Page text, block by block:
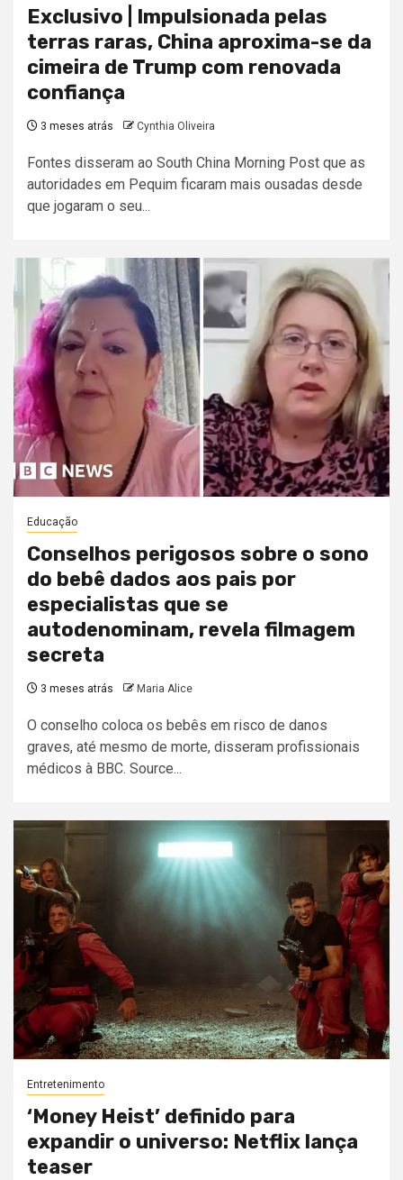
Exclusivo | Impulsionada pelas
terras raras, China aproxima-se da
cimeira de Trump com renovada
confiança
3 meses atrás Cynthia Oliveira
Fontes disseram ao South China Morning Post que as
autoridades em Pequim ficaram mais ousadas desde
que jogaram o seu...
Educação
Conselhos perigosos sobre o sono
do bebê dados aos pais por
especialistas que se
autodenominam, revela filmagem
secreta
3 meses atrás Maria Alice
O conselho coloca os bebês em risco de danos
graves, até mesmo de morte, disseram profissionais
médicos à BBC. Source...
Entretenimento
‘Money Heist’ definido para
expandir o universo: Netflix lança
teaser